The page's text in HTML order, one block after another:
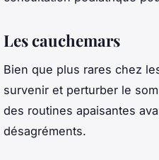
Les cauchemars
Bien que plus rares chez
survenir et perturber le
des routines apaisantes
désagréments.